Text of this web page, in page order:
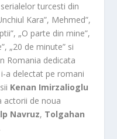
turcesti din
Kara”, Mehmed”,
„O parte din mine”,
„20 de minute” si
Romania dedicata
a delectat pe romani
Kenan Imirzalioglu
actorii de noua
Navruz, Tolgahan